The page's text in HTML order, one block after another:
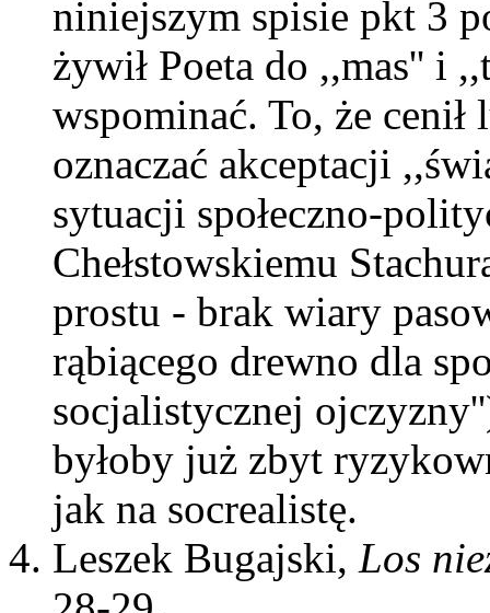
niniejszym spisie pkt 3
żywił Poeta do ,,mas'' i
wspominać. To, że
oznaczać akceptacji
sytuacji społeczno-
Chełstowskiemu
prostu - brak wiary
rąbiącego drewno dla
socjalistycznej
byłoby już zbyt
jak na socrealistę.
Leszek Bugajski, Los